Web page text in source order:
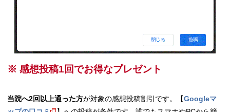
※ 感想投稿1回でお得なプレゼント
当院へ2回以上通った方が対象の感想投稿割引です。【Googleマ